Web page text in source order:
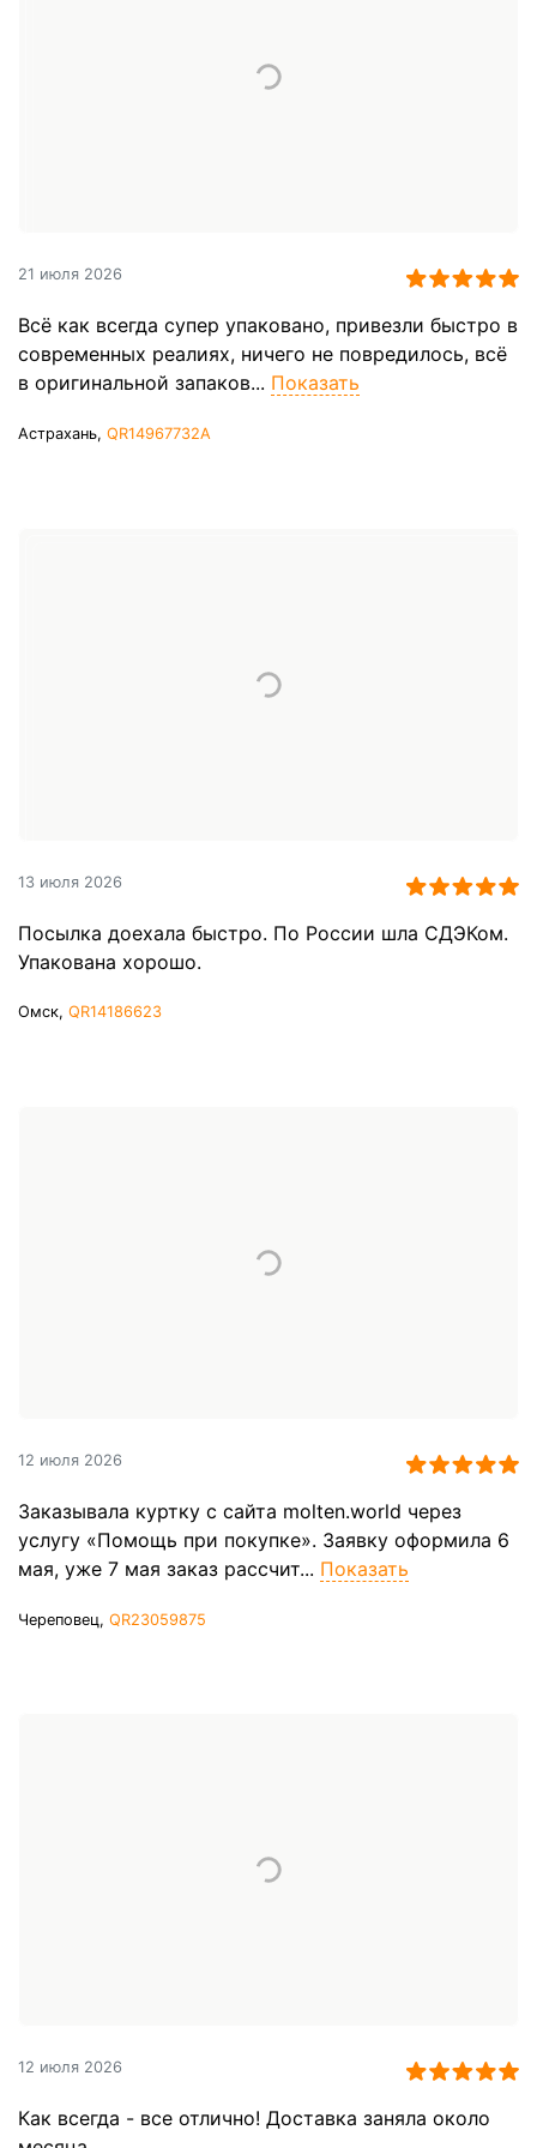
21 июля 2026
Всё как всегда супер упаковано, привезли быстро в
современных реалиях, ничего не повредилось, всё
в оригинальной запаков... Показать
Астрахань, QR14967732A
13 июля 2026
Посылка доехала быстро. По России шла СДЭКом.
Упакована хорошо.
Омск, QR14186623
12 июля 2026
Заказывала куртку с сайта molten.world через
услугу «Помощь при покупке». Заявку оформила 6
мая, уже 7 мая заказ рассчит... Показать
Череповец, QR23059875
12 июля 2026
Как всегда - все отлично! Доставка заняла около